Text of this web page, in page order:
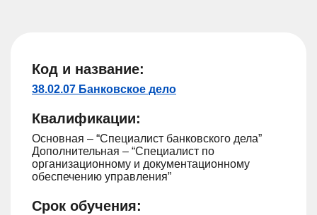
Код и название:
38.02.07 Банковское дело
Квалификации:
Основная – “Специалист банковского дела”
Дополнительная – “Специалист по
организационному и документационному
обеспечению управления”
Срок обучения: